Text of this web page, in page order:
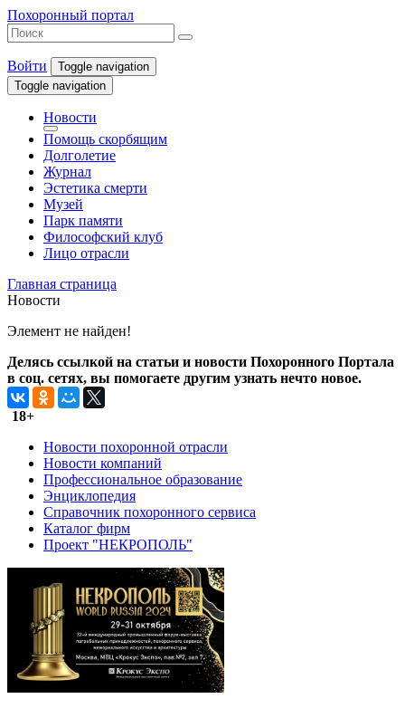
Похоронный портал
Войти
Toggle navigation
Toggle navigation
Новости
Помощь скорбящим
Долголетие
Журнал
Эстетика смерти
Музей
Парк памяти
Философский клуб
Лицо отрасли
Главная страница
Новости
Элемент не найден!
Делясь ссылкой на статьи и новости Похоронного Портала
в соц. сетях, вы помогаете другим узнать нечто новое.
18+
Новости похоронной отрасли
Новости компаний
Профессиональное образование
Энциклопедия
Справочник похоронного сервиса
Каталог фирм
Проект "НЕКРОПОЛЬ"